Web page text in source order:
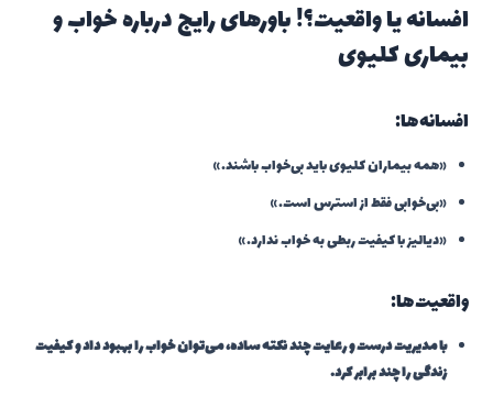
افسانه یا واقعیت؟! باورهای رایج درباره خواب و
بیماری کلیوی
افسانه‌ها:
«همه بیماران کلیوی باید بی‌خواب باشند.»
«بی‌خوابی فقط از استرس است.»
«دیالیز با کیفیت ربطی به خواب ندارد.»
واقعیت‌ها:
با مدیریت درست و رعایت چند نکته ساده، می‌توان خواب را بهبود داد و کیفیت
زندگی را چند برابر کرد.